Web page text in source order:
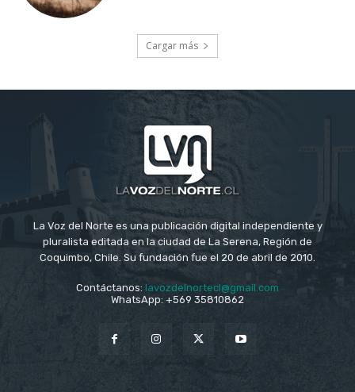
Cargar más
La Voz del Norte es una publicación digital independiente y
pluralista editada en la ciudad de La Serena, Región de
Coquimbo, Chile. Su fundación fue el 20 de abril de 2010.
Contáctanos: lavozdelnortecl@gmail.com
WhatsApp: +569 35810862